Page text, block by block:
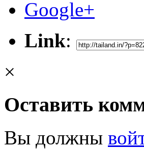
Google+
Link:
×
Оставить
Вы должны